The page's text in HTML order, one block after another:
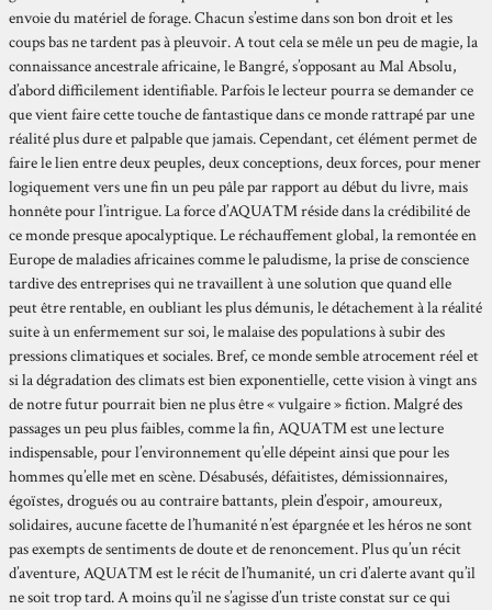
envoie du matériel de forage. Chacun s’estime dans son bon droit et les
coups bas ne tardent pas à pleuvoir. A tout cela se mêle un peu de magie, la
connaissance ancestrale africaine, le Bangré, s’opposant au Mal Absolu,
d’abord difficilement identifiable. Parfois le lecteur pourra se demander ce
que vient faire cette touche de fantastique dans ce monde rattrapé par une
réalité plus dure et palpable que jamais. Cependant, cet élément permet de
faire le lien entre deux peuples, deux conceptions, deux forces, pour mener
logiquement vers une fin un peu pâle par rapport au début du livre, mais
honnête pour l’intrigue. La force d’AQUA™ réside dans la crédibilité de
ce monde presque apocalyptique. Le réchauffement global, la remontée en
Europe de maladies africaines comme le paludisme, la prise de conscience
tardive des entreprises qui ne travaillent à une solution que quand elle
peut être rentable, en oubliant les plus démunis, le détachement à la réalité
suite à un enfermement sur soi, le malaise des populations à subir des
pressions climatiques et sociales. Bref, ce monde semble atrocement réel et
si la dégradation des climats est bien exponentielle, cette vision à vingt ans
de notre futur pourrait bien ne plus être « vulgaire » fiction. Malgré des
passages un peu plus faibles, comme la fin, AQUA™ est une lecture
indispensable, pour l’environnement qu’elle dépeint ainsi que pour les
hommes qu’elle met en scène. Désabusés, défaitistes, démissionnaires,
égoïstes, drogués ou au contraire battants, plein d’espoir, amoureux,
solidaires, aucune facette de l’humanité n’est épargnée et les héros ne sont
pas exempts de sentiments de doute et de renoncement. Plus qu’un récit
d’aventure, AQUA™ est le récit de l’humanité, un cri d’alerte avant qu’il
ne soit trop tard. A moins qu’il ne s’agisse d’un triste constat sur ce qui